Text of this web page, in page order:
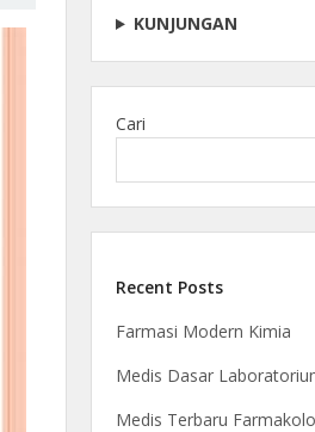
KUNJUNGAN
Cari
Recent Posts
Farmasi Modern Kimia
Medis Dasar
Medis Terbaru